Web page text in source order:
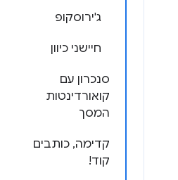
ג'ירוסקופ
חיישני כיוון
סנכרון עם
קואורדינטות
המסך
קדימה, כותבים
קוד!